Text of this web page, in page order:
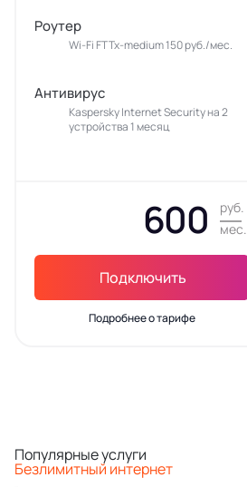
Роутер
Wi-Fi FTTx-medium 150 руб./мес.
Антивирус
Kaspersky Internet Security на 2
устройства 1 месяц
600
руб.
мес.
Подключить
Подробнее о тарифе
Популярные услуги
Безлимитный интернет